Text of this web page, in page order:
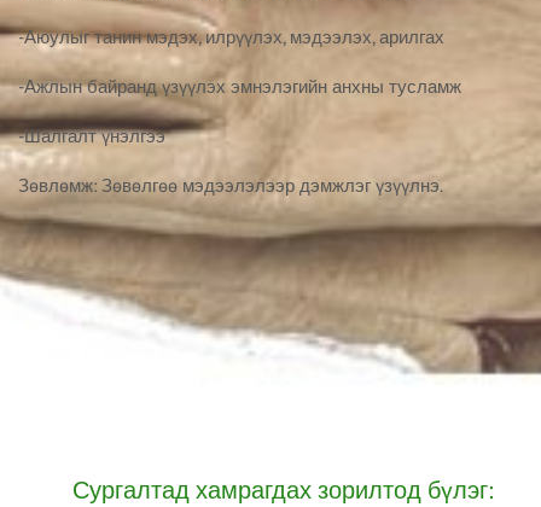
-Аюулыг танин мэдэх, илрүүлэх, мэдээлэх, арилгах
-Ажлын байранд үзүүлэх эмнэлэгийн анхны тусламж
-Шалгалт үнэлгээ
Зөвлөмж: Зөвөлгөө мэдээлэлээр дэмжлэг үзүүлнэ.
Сургалтад хамрагдах зорилтод бүлэг: